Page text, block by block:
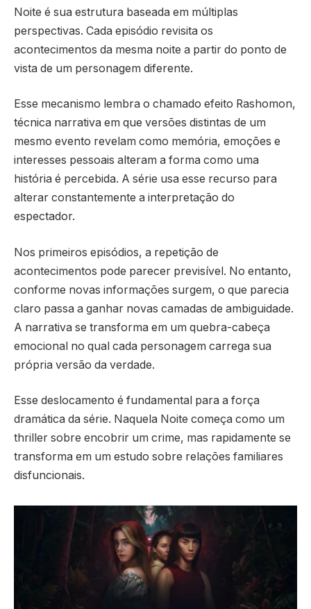
Noite é sua estrutura baseada em múltiplas
perspectivas. Cada episódio revisita os
acontecimentos da mesma noite a partir do ponto de
vista de um personagem diferente.
Esse mecanismo lembra o chamado efeito Rashomon,
técnica narrativa em que versões distintas de um
mesmo evento revelam como memória, emoções e
interesses pessoais alteram a forma como uma
história é percebida. A série usa esse recurso para
alterar constantemente a interpretação do
espectador.
Nos primeiros episódios, a repetição de
acontecimentos pode parecer previsível. No entanto,
conforme novas informações surgem, o que parecia
claro passa a ganhar novas camadas de ambiguidade.
A narrativa se transforma em um quebra-cabeça
emocional no qual cada personagem carrega sua
própria versão da verdade.
Esse deslocamento é fundamental para a força
dramática da série. Naquela Noite começa como um
thriller sobre encobrir um crime, mas rapidamente se
transforma em um estudo sobre relações familiares
disfuncionais.